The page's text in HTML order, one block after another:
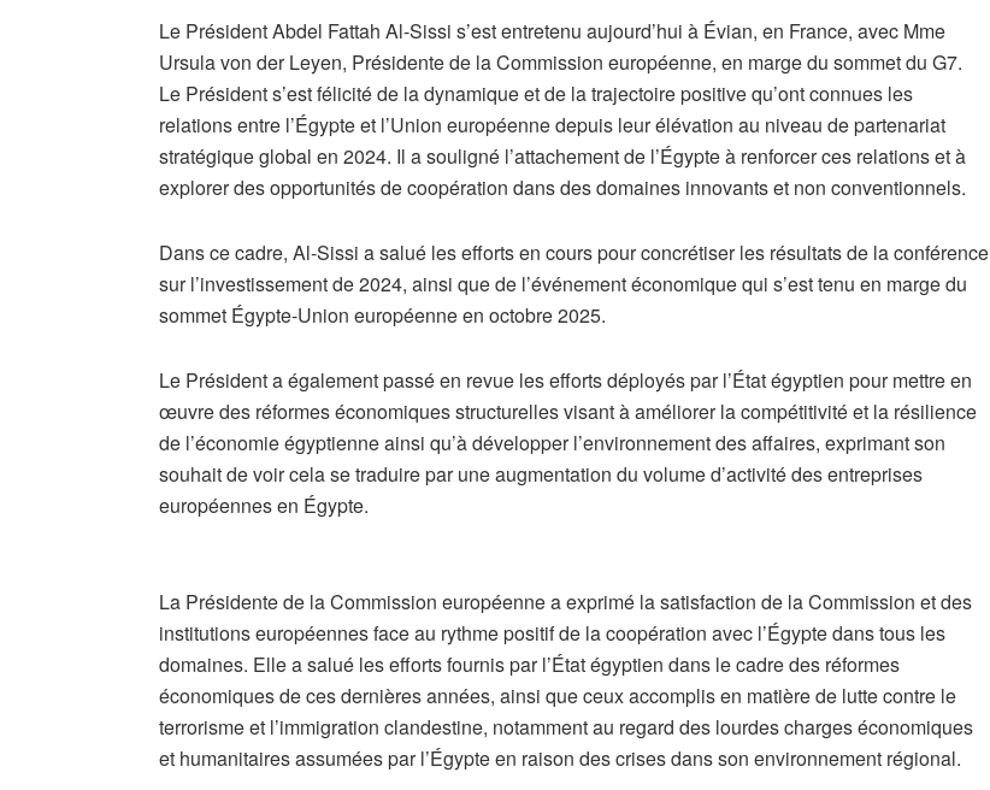
​Le Président Abdel Fattah Al-Sissi s’est entretenu aujourd’hui à Évian, en France, avec Mme
Ursula von der Leyen, Présidente de la Commission européenne, en marge du sommet du G7.
​Le Président s’est félicité de la dynamique et de la trajectoire positive qu’ont connues les
relations entre l’Égypte et l’Union européenne depuis leur élévation au niveau de partenariat
stratégique global en 2024. Il a souligné l’attachement de l’Égypte à renforcer ces relations et à
explorer des opportunités de coopération dans des domaines innovants et non conventionnels.
Dans ce cadre, Al-Sissi a salué les efforts en cours pour concrétiser les résultats de la conférence
sur l’investissement de 2024, ainsi que de l’événement économique qui s’est tenu en marge du
sommet Égypte-Union européenne en octobre 2025.
Le Président a également passé en revue les efforts déployés par l’État égyptien pour mettre en
œuvre des réformes économiques structurelles visant à améliorer la compétitivité et la résilience
de l’économie égyptienne ainsi qu’à développer l’environnement des affaires, exprimant son
souhait de voir cela se traduire par une augmentation du volume d’activité des entreprises
européennes en Égypte.
​La Présidente de la Commission européenne a exprimé la satisfaction de la Commission et des
institutions européennes face au rythme positif de la coopération avec l’Égypte dans tous les
domaines. Elle a salué les efforts fournis par l’État égyptien dans le cadre des réformes
économiques de ces dernières années, ainsi que ceux accomplis en matière de lutte contre le
terrorisme et l’immigration clandestine, notamment au regard des lourdes charges économiques
et humanitaires assumées par l’Égypte en raison des crises dans son environnement régional.